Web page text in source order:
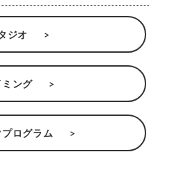
ジオ
ミング
ログラム